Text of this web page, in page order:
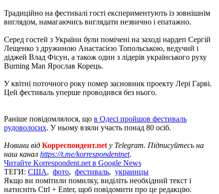
Традиційно на фестивалі гості експериментують із зовнішнім
виглядом, намагаючись виглядати незвично і епатажно.
Серед гостей з України були помічені на заході нардеп Сергій
Лещенко з дружиною Анастасією Топольською, ведучий і
діджей Влад Фісун, а також один з лідерів українського руху
Burning Man Ярослав Корець.
У квітні поточного року помер засновник проекту Лері Гарві.
Цей фестиваль уперше проводився без нього.
Раніше повідомлялося, що в Одесі пройшов фестиваль
рудоволосих. У ньому взяли участь понад 80 осіб.
Новини від Корреспондент.net у Telegram. Підписуйтесь на
наш канал https://t.me/korrespondentnet.
Читайте Korrespondent.net в Google News
ТЕГИ: США, фото, фестиваль, украинцы
Якщо ви помітили помилку, виділіть необхідний текст і
натисніть Ctrl + Enter, щоб повідомити про це редакцію.